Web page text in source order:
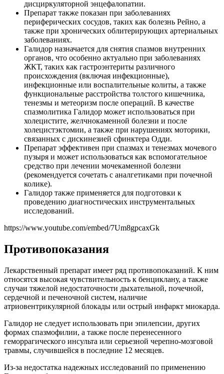
дисциркуляторной энцефалопатии.
Препарат также показан при заболеваниях
периферических сосудов, таких как болезнь Рейно, а
также при хронических облитерирующих артериальных
заболеваниях.
Галидор назначается для снятия спазмов внутренних
органов, что особенно актуально при заболеваниях
ЖКТ, таких как гастроэнтериты различного
происхождения (включая инфекционные),
инфекционные или воспалительные колиты, а также
функциональные расстройства толстого кишечника,
тенезмы и метеоризм после операций. В качестве
спазмолитика Галидор может использоваться при
холецистите, желчнокаменной болезни и после
холецистэктомии, а также при нарушениях моторики,
связанных с дискинезией сфинктера Одди.
Препарат эффективен при спазмах и тенезмах мочевого
пузыря и может использоваться как вспомогательное
средство при лечении мочекаменной болезни
(рекомендуется сочетать с аналгетиками при почечной
колике).
Галидор также применяется для подготовки к
проведению диагностических инструментальных
исследований.
https://www.youtube.com/embed/7Um8gpcaxGk
Противопоказания
Лекарственный препарат имеет ряд противопоказаний. К ним
относятся высокая чувствительность к бенциклану, а также
случаи тяжелой недостаточности дыхательной, почечной,
сердечной и печеночной систем, наличие
атриовентрикулярной блокады или острый инфаркт миокарда.
Галидор не следует использовать при эпилепсии, других
формах спазмофилии, а также после перенесенного
геморрагического инсульта или серьезной черепно-мозговой
травмы, случившейся в последние 12 месяцев.
Из-за недостатка надежных исследований по применению